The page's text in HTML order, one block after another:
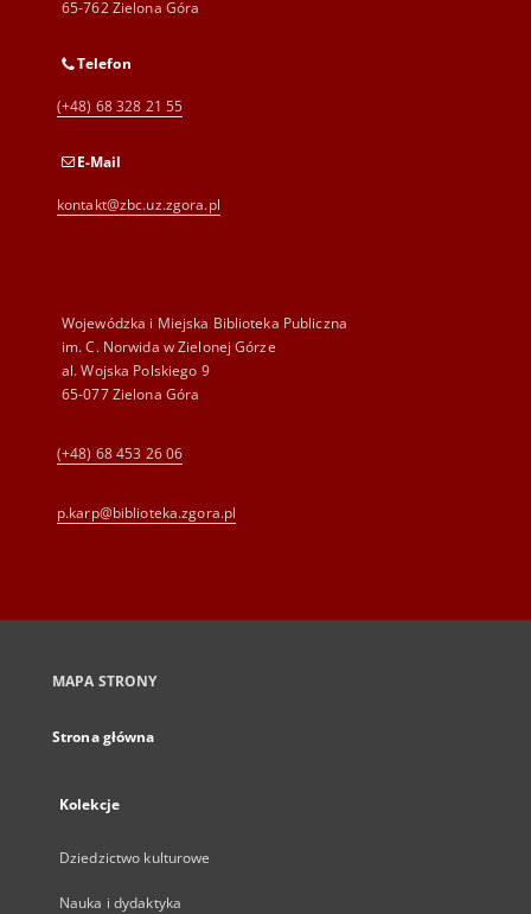
65-762 Zielona Góra
Telefon
(+48) 68 328 21 55
E-Mail
kontakt@zbc.uz.zgora.pl
Wojewódzka i Miejska Biblioteka Publiczna
im. C. Norwida w Zielonej Górze
al. Wojska Polskiego 9
65-077 Zielona Góra
(+48) 68 453 26 06
p.karp@biblioteka.zgora.pl
MAPA STRONY
Strona główna
Kolekcje
Dziedzictwo kulturowe
Nauka i dydaktyka